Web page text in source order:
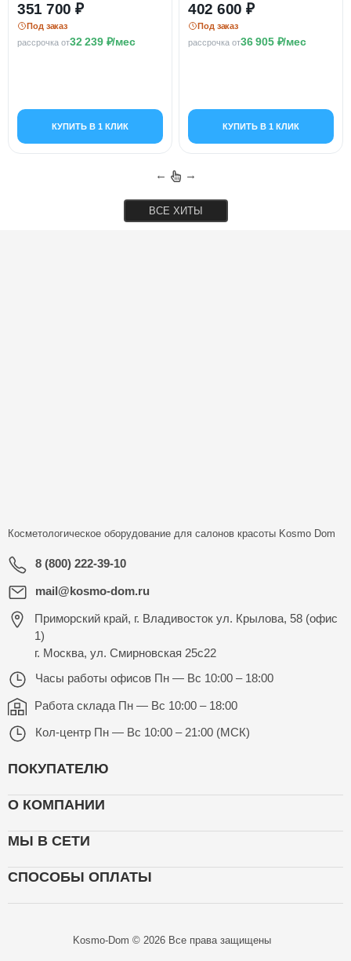
351 700
Под заказ
рассрочка от32 239 /мес
КУПИТЬ В 1 КЛИК
402 600
Под заказ
рассрочка от36 905 /мес
КУПИТЬ В 1 КЛИК
← →
ВСЕ ХИТЫ
Косметологическое оборудование для салонов красоты Kosmo Dom
8 (800) 222-39-10
mail@kosmo-dom.ru
Приморский край, г. Владивосток ул. Крылова, 58 (офис
1)
г. Москва, ул. Смирновская 25с22
Часы работы офисов Пн — Вс 10:00 – 18:00
Работа склада Пн — Вс 10:00 – 18:00
Кол-центр Пн — Вс 10:00 – 21:00 (МСК)
ПОКУПАТЕЛЮ
О КОМПАНИИ
МЫ В СЕТИ
СПОСОБЫ ОПЛАТЫ
Kosmo-Dom © 2026 Все права защищены